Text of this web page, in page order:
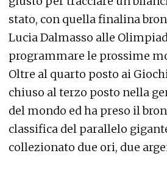
stato, con quella finalina
Lucia Dalmasso alle
programmare le prossime
Oltre al quarto posto ai
chiuso al terzo posto nella
del mondo ed ha preso il
classifica del parallelo
collezionato due ori, due